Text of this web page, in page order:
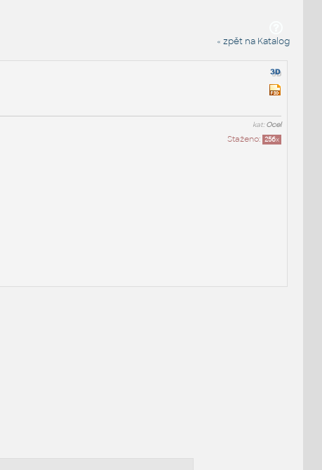
« zpět na Katalog
kat:Ocel
Staženo: 256x